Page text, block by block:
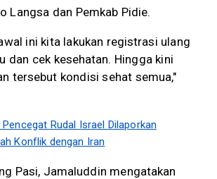
Langsa dan Pemkab Pidie.
ini kita lakukan registrasi ulang
dan cek kesehatan. Hingga kini
tersebut kondisi sehat semua,"
Rudal Israel Dilaporkan
Konflik dengan Iran
Pasi, Jamaluddin mengatakan